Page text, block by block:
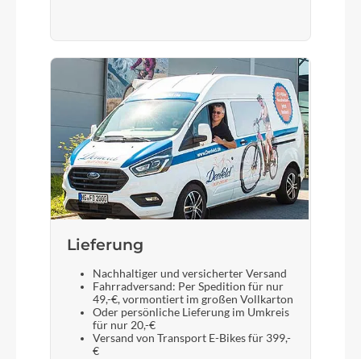
Lieferung
Nachhaltiger und versicherter Versand
Fahrradversand: Per Spedition für nur
49,-€, vormontiert im großen Vollkarton
Oder persönliche Lieferung im Umkreis
für nur 20,-€
Versand von Transport E-Bikes für 399,-
€